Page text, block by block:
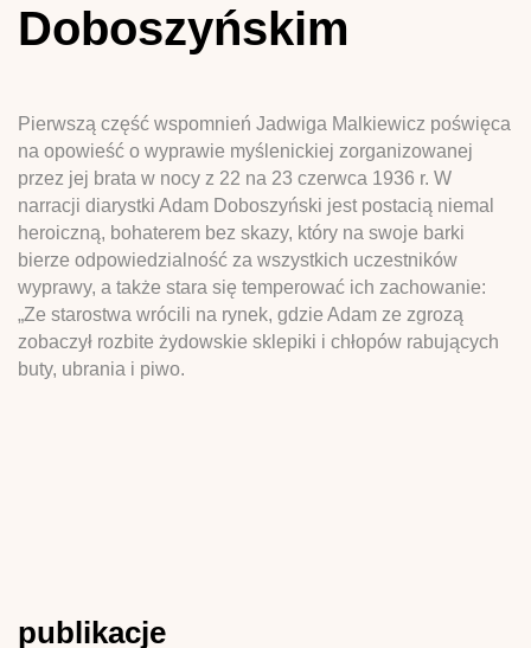
Doboszyńskim
Pierwszą część wspomnień Jadwiga Malkiewicz poświęca
na opowieść o wyprawie myślenickiej zorganizowanej
przez jej brata w nocy z 22 na 23 czerwca 1936 r. W
narracji diarystki Adam Doboszyński jest postacią niemal
heroiczną, bohaterem bez skazy, który na swoje barki
bierze odpowiedzialność za wszystkich uczestników
wyprawy, a także stara się temperować ich zachowanie:
„Ze starostwa wrócili na rynek, gdzie Adam ze zgrozą
zobaczył rozbite żydowskie sklepiki i chłopów rabujących
buty, ubrania i piwo.
publikacje